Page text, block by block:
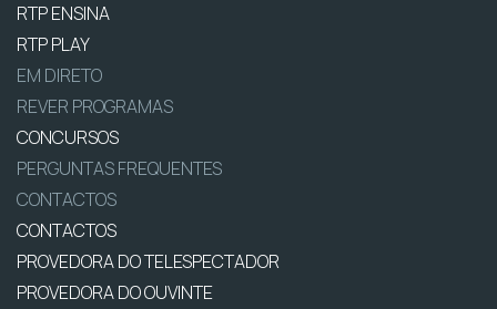
RTP ENSINA
RTP PLAY
EM DIRETO
REVER PROGRAMAS
CONCURSOS
PERGUNTAS FREQUENTES
CONTACTOS
CONTACTOS
PROVEDORA DO TELESPECTADOR
PROVEDORA DO OUVINTE